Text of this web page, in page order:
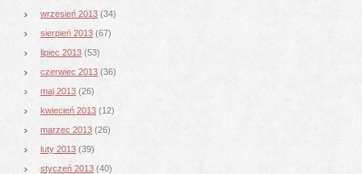
wrzesień 2013 (34)
sierpień 2013 (67)
lipiec 2013 (53)
czerwiec 2013 (36)
maj 2013 (26)
kwiecień 2013 (12)
marzec 2013 (26)
luty 2013 (39)
styczeń 2013 (40)